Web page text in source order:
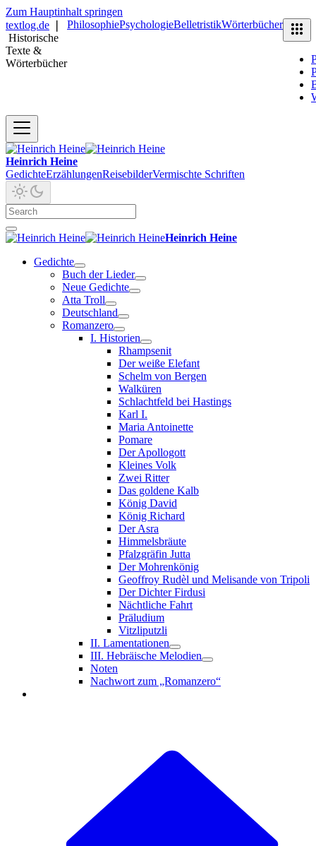
Zum Hauptinhalt springen
textlog.de
Historische
Texte &
Wörterbücher
PhilosophiePsychologieBelletristikWörterbücher
Heinrich Heine
GedichteErzählungenReisebilderVermischte Schriften
Heinrich Heine
Gedichte
Buch der Lieder
Neue Gedichte
Atta Troll
Deutschland
Romanzero
I. Historien
Rhampsenit
Der weiße Elefant
Schelm von Bergen
Walküren
Schlachtfeld bei Hastings
Karl I.
Maria Antoinette
Pomare
Der Apollogott
Kleines Volk
Zwei Ritter
Das goldene Kalb
König David
König Richard
Der Asra
Himmelsbräute
Pfalzgräfin Jutta
Der Mohrenkönig
Geoffroy Rudèl und Melisande von Tripoli
Der Dichter Firdusi
Nächtliche Fahrt
Präludium
Vitzliputzli
II. Lamentationen
III. Hebräische Melodien
Noten
Nachwort zum „Romanzero“